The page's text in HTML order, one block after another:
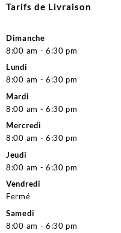
Tarifs de Livraison
Dimanche
8:00 am - 6:30 pm
Lundi
8:00 am - 6:30 pm
Mardi
8:00 am - 6:30 pm
Mercredi
8:00 am - 6:30 pm
Jeudi
8:00 am - 6:30 pm
Vendredi
Fermé
Samedi
8:00 am - 6:30 pm